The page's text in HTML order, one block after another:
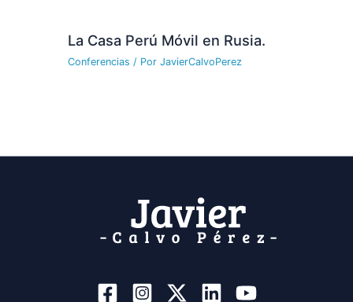
La Casa Perú Móvil en Rusia.
Conferencias / PorJavierCalvoPerez